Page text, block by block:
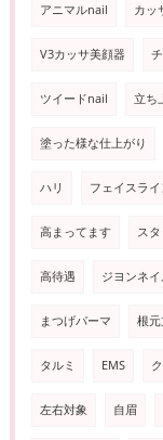
アニマルnail カッ
V3カッサ美顔器
ツイードnail 立ち
塗った様な仕上がり
ハリ フェイスライ
高まってます ス
高待遇 ジヨンネ
まつげパーマ 根
タルミ EMS
左右対象 自眉